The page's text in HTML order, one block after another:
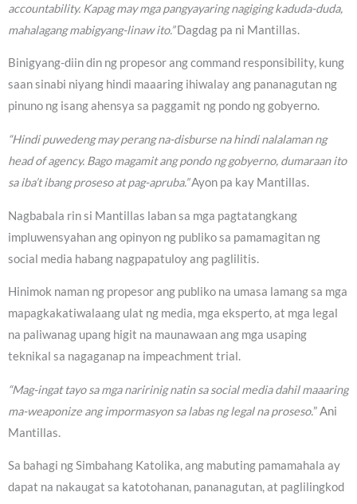
accountability. Kapag may mga pangyayaring nagiging kaduda-duda,
mahalagang mabigyang-linaw ito.”Dagdag pa ni Mantillas.
Binigyang-diin din ng propesor ang command responsibility, kung
saan sinabi niyang hindi maaaring ihiwalay ang pananagutan ng
pinuno ng isang ahensya sa paggamit ng pondo ng gobyerno.
“Hindi puwedeng may perang na-disburse na hindi nalalaman ng
head of agency. Bago magamit ang pondo ng gobyerno, dumaraan ito
sa iba’t ibang proseso at pag-apruba.”Ayon pa kay Mantillas.
Nagbabala rin si Mantillas laban sa mga pagtatangkang
impluwensyahan ang opinyon ng publiko sa pamamagitan ng
social media habang nagpapatuloy ang paglilitis.
Hinimok naman ng propesor ang publiko na umasa lamang sa mga
mapagkakatiwalaang ulat ng media, mga eksperto, at mga legal
na paliwanag upang higit na maunawaan ang mga usaping
teknikal sa nagaganap na impeachment trial.
“Mag-ingat tayo sa mga naririnig natin sa social media dahil maaaring
ma-weaponize ang impormasyon sa labas ng legal na proseso.” Ani
Mantillas.
Sa bahagi ng Simbahang Katolika, ang mabuting pamamahala ay
dapat na nakaugat sa katotohanan, pananagutan, at paglilingkod